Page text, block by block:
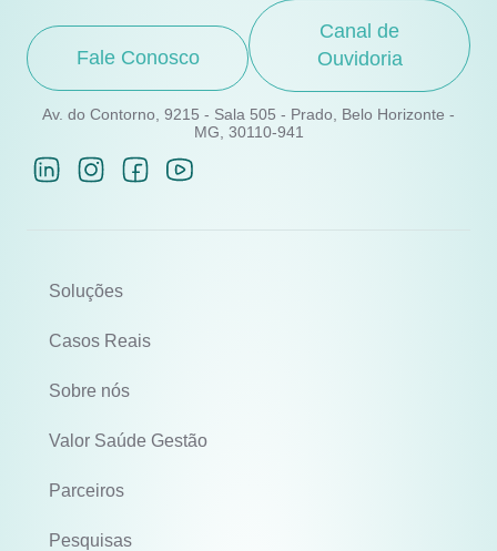
Fale Conosco
Canal de
Ouvidoria
Av. do Contorno, 9215 - Sala 505 - Prado, Belo Horizonte -
MG, 30110-941
Soluções
Casos Reais
Sobre nós
Valor Saúde Gestão
Parceiros
Pesquisas